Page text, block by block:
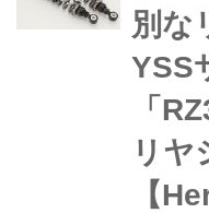
別な
YSS
「
リヤ
【